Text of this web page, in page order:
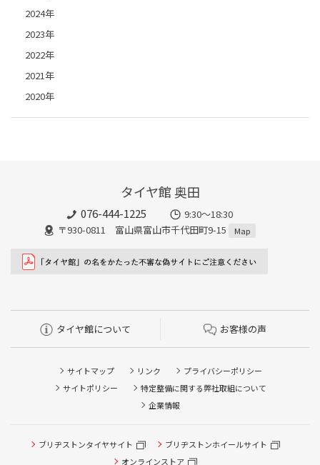
2024年
2023年
2022年
2021年
2020年
タイヤ館 奥田
076-444-1225
9:30～18:30
〒930-0811 富山県富山市千代田町9-15
Map
タイヤ館について お客様の声
サイトマップ リンク
プライバシーポリシー
サイトポリシー
特定整備に関する弊社取組について
企業情報
ブリヂストンタイヤサイト
ブリヂストンホイールサイト
オンラインストア